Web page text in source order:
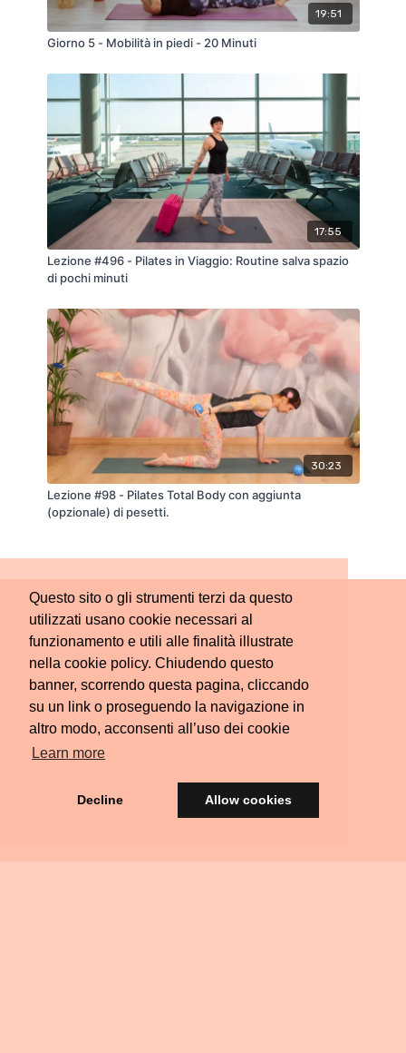
Questo sito o gli strumenti terzi da questo
utilizzati usano cookie necessari al
funzionamento e utili alle finalità illustrate
nella cookie policy. Chiudendo questo
banner, scorrendo questa pagina, cliccando
su un link o proseguendo la navigazione in
altro modo, acconsenti all’uso dei cookie
Learn more
Decline Allow cookies
19:51
Giorno 5 - Mobilità in piedi - 20 Minuti
17:55
Lezione #496 - Pilates in Viaggio: Routine salva spazio
di pochi minuti
30:23
Lezione #98 - Pilates Total Body con aggiunta
(opzionale) di pesetti.